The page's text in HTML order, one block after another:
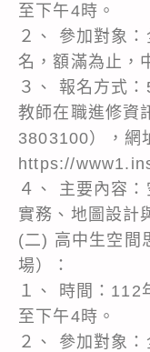
至下午4時。
２、 參加對象
名，額滿為止，
３、 報名方式
教師在職進修資
3803100），網
https://
４、 主要內容
實務、地圖設計
(二) 高中生空間
場）：
１、 時間：112
至下午4時。
２、 參加對象